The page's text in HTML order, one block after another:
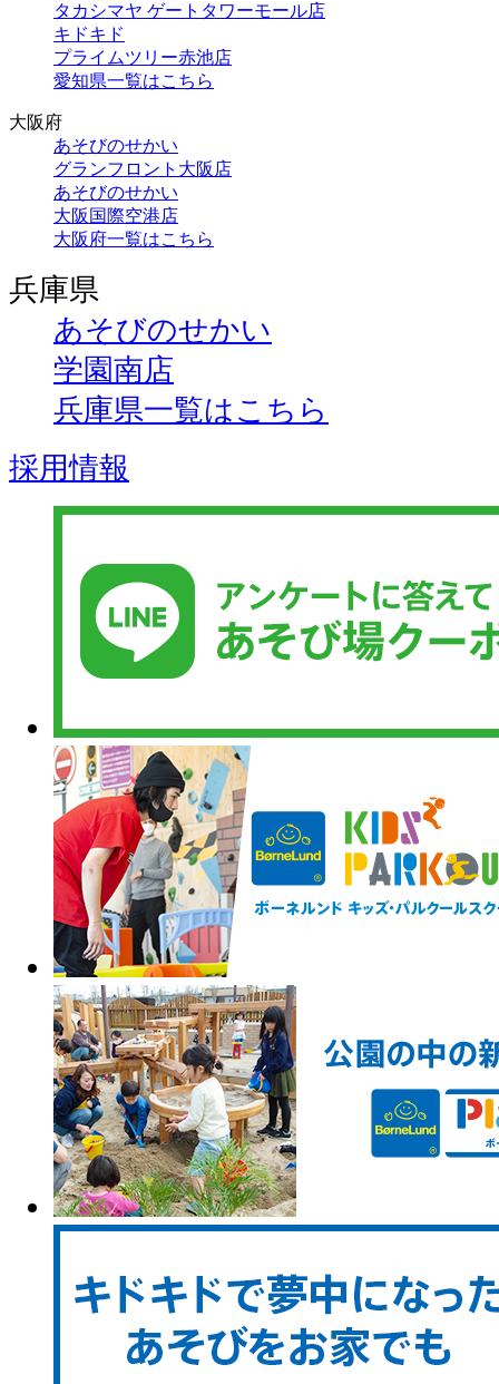
タカシマヤ ゲートタワーモール店
キドキド
プライムツリー赤池店
愛知県一覧はこちら
大阪府
あそびのせかい
グランフロント大阪店
あそびのせかい
大阪国際空港店
大阪府一覧はこちら
兵庫県
あそびのせかい
学園南店
兵庫県一覧はこちら
採用情報